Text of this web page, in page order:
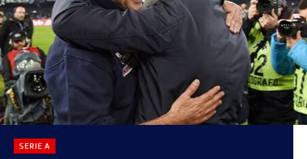
SERIE A